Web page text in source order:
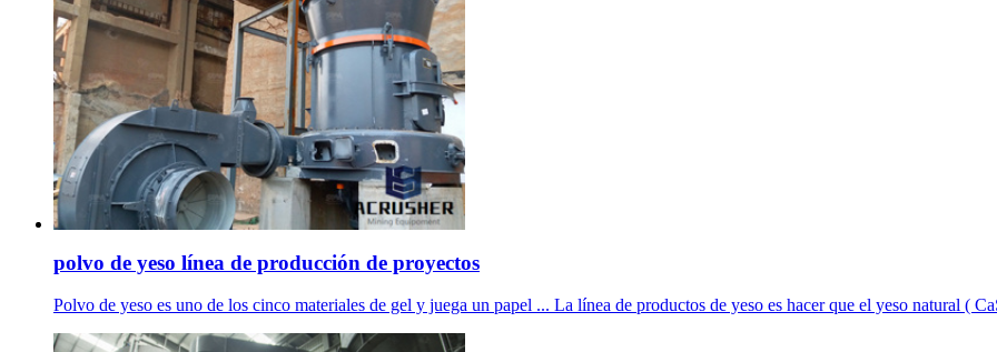
polvo de yeso línea de producción de proyectos
Polvo de yeso es uno de los cinco materiales de gel y juega un papel ... La línea de productos de yeso es hacer que el yeso natural (